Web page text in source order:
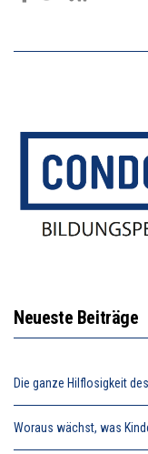
Neueste Beiträge
Die ganze Hilflosigkeit
Woraus wächst, was